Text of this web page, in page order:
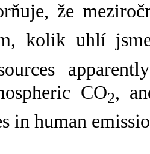
že
kolik uhlí
CO2,
in human